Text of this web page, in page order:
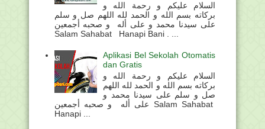
السلام عليكم و رحمة الله و
بركاته بسم الله و الحمد لله اللهم صل و سلم
على سيدنا محمد و على أله و صحبه أجمعين
Salam Sahabat Hanapi Bani . ...
Aplikasi Bel Sekolah Otomatis
dan Gratis
السلام عليكم و رحمة الله و
بركاته بسم الله و الحمد لله اللهم
صل و سلم على سيدنا محمد و
على أله و صحبه أجمعين Salam Sahabat
Hanapi ...